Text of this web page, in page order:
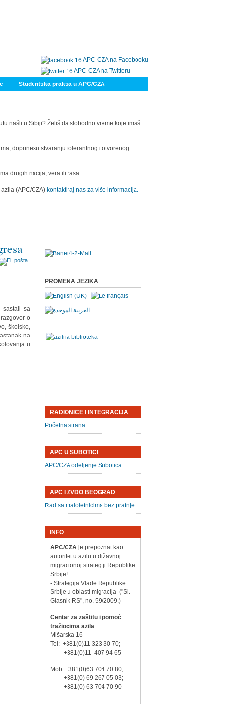
APC-CZA na Facebooku
APC-CZA na Twitteru
Studentska praksa u APC/CZA
našli u Srbiji? Želiš da slobodno vreme koje imaš
doprinesu stvaranju tolerantnog i otvorenog
drugih nacija, vera ili rasa.
(APC/CZA) kontaktiraj nas za više informacija.
sastali sa
o
školsko,
na
u
PROMENA JEZIKA
RADIONICE I INTEGRACIJA
Početna strana
APC U SUBOTICI
APC/CZA odeljenje Subotica
APC I ZVDO BEOGRAD
Rad sa maloletnicima bez pratnje
INFO
APC/CZAje prepoznat kao
autoritet u azilu u državnoj
migracionoj strategiji Republike
Srbije!
- Strategija Vlade Republike
Srbije u oblasti migracija ("Sl.
Glasnik RS", no. 59/2009.)
Centar za zaštitu i pomoć
tražiocima azila
Mišarska 16
Tel: +381(0)11 323 30 70;
+381(0)11 407 94 65
Mob: +381(0)63 704 70 80;
+381(0) 69 267 05 03;
+381(0) 63 704 70 90